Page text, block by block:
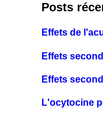
Posts
Effets de
Effets
Effets
L'ocytocine